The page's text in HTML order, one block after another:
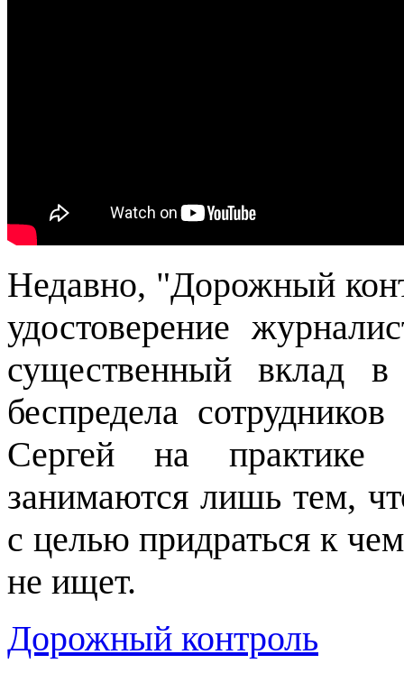
Недавно, "Дорожный
удостоверение
существенный вклад
беспредела
Сергей на
занимаются лишь тем,
с целью придраться к
не ищет.
Дорожный контроль